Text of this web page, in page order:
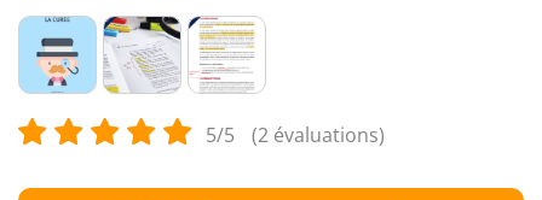
5/5 (2 évaluations)